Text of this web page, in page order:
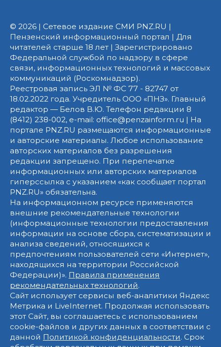
© 2026 | Сетевое издание СМИ PNZ.RU |
Пензенский информационный портал | Для
читателей старше 18 лет | Зарегистрировано
Федеральной службой по надзору в сфере
связи, информационных технологий и массовых
коммуникаций (Роскомнадзор).
Реестровая запись ЭЛ № ФС 77 - 82747 от
18.02.2022 года. Учредитель ООО «ПНЗ». Главный
редактор — Белов В.Ю. Телефон редакции 8
(8412) 238-002, e-mail: office@penzainform.ru | На
портале PNZ.RU размещаются информационные
и авторские материалы. Любое использование
авторских материалов без разрешения
редакции запрещено. При перепечатке
информационных или авторских материалов
гиперссылка с указанием «как сообщает портал
PNZ.RU» обязательна.
На информационном ресурсе применяются
внешние рекомендательные технологии
(информационные технологии предоставления
информации на основе сбора, систематизации и
анализа сведений, относящихся к
предпочтениям пользователей сети «Интернет»,
находящихся на территории Российской
Федерации)». Правила применения
рекомендательных технологий.
Сайт использует сервисы веб-аналитики Яндекс
Метрика и LiveInternet. Продолжая использовать
этот Сайт, вы соглашаетесь с использованием
cookie-файлов и других данных в соответствии с
данной Политикой конфиденциальности. Срок